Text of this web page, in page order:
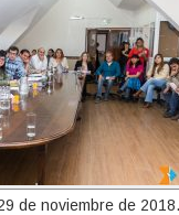
de noviembre de